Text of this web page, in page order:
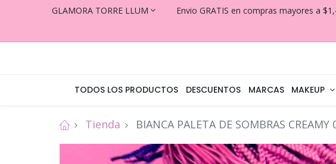
GLAMORA TORRE LLUM Envio GRATIS en compras mayores a
TODOS LOS PRODUCTOS DESCUENTOS MARCAS MAKEUP
Tienda BIANCA PALETA DE SOMBRAS CREAMY